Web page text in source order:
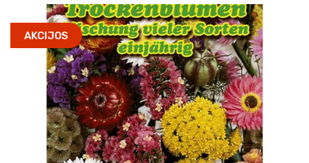
AKCIJOS